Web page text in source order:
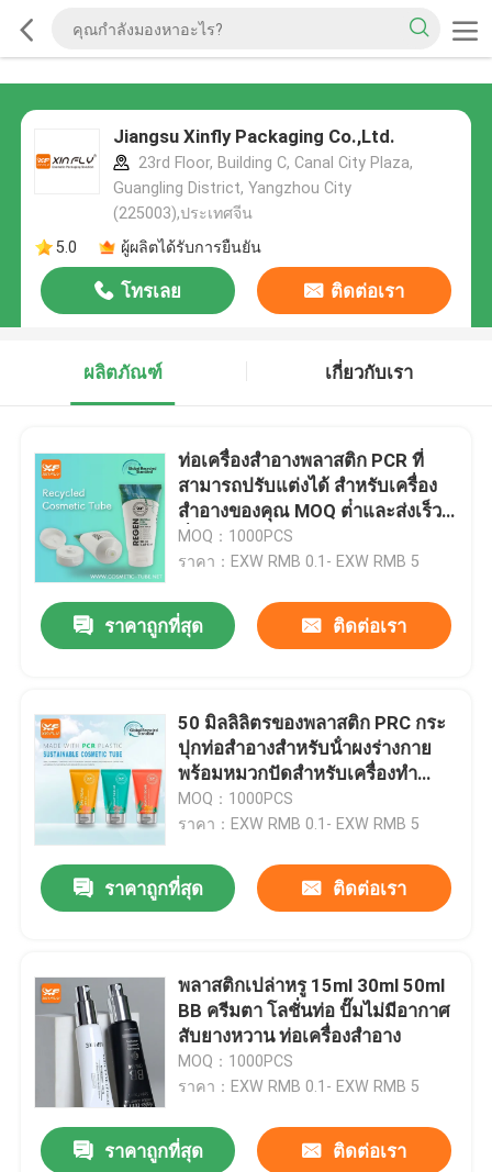
Jiangsu Xinfly Packaging Co.,Ltd.
23rd Floor, Building C, Canal City Plaza,
Guangling District, Yangzhou City
(225003),ประเทศจีน
5.0
ผู้ผลิตได้รับการยืนยัน
โทรเลย ติดต่อเรา
ผลิตภัณฑ์ เกี่ยวกับเรา
ท่อเครื่องสําอางพลาสติก PCR ที่
สามารถปรับแต่งได้ สําหรับเครื่อง
สําอางของคุณ MOQ ต่ําและส่งเร็ว
ทั่วโลก
MOQ：1000PCS
ราคา：EXW RMB 0.1- EXW RMB 5
ราคาถูกที่สุด ติดต่อเรา
50 มิลลิลิตรของพลาสติก PRC กระ
ปุกท่อสําอางสําหรับน้ําผงร่างกาย
พร้อมหมวกปัดสําหรับเครื่องทํา
ความสะอาดใบหน้าและกระปุกครีม
มือ
MOQ：1000PCS
ราคา：EXW RMB 0.1- EXW RMB 5
ราคาถูกที่สุด ติดต่อเรา
พลาสติกเปล่าหรู 15ml 30ml 50ml
BB ครีมตา โลชั่นท่อ ปั๊มไม่มีอากาศ
สับยางหวาน ท่อเครื่องสําอาง
MOQ：1000PCS
ราคา：EXW RMB 0.1- EXW RMB 5
ราคาถูกที่สุด ติดต่อเรา